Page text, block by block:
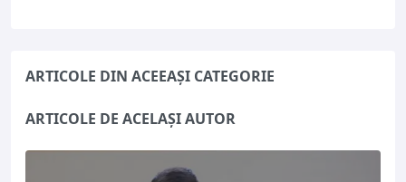
ARTICOLE DIN ACEEAȘI CATEGORIE
ARTICOLE DE ACELAȘI AUTOR